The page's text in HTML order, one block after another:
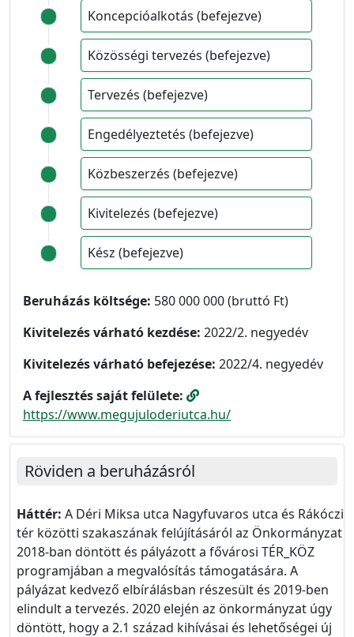
Koncepcióalkotás (befejezve)
Közösségi tervezés (befejezve)
Tervezés (befejezve)
Engedélyeztetés (befejezve)
Közbeszerzés (befejezve)
Kivitelezés (befejezve)
Kész (befejezve)
Beruházás költsége: 580 000 000 (bruttó Ft)
Kivitelezés várható kezdése: 2022/2. negyedév
Kivitelezés várható befejezése: 2022/4. negyedév
A fejlesztés saját felülete:
https://www.megujuloderiutca.hu/
Röviden a beruházásról
Háttér: A Déri Miksa utca Nagyfuvaros utca és Rákóczi
tér közötti szakaszának felújításáról az Önkormányzat
2018-ban döntött és pályázott a fővárosi TÉR_KÖZ
programjában a megvalósítás támogatására. A
pályázat kedvező elbírálásban részesült és 2019-ben
elindult a tervezés. 2020 elején az önkormányzat úgy
döntött, hogy a 2.1 század kihívásai és lehetőségei új